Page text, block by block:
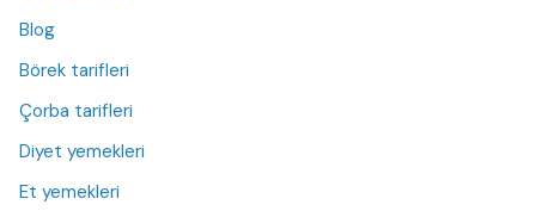
Blog
Börek tarifleri
Çorba tarifleri
Diyet yemekleri
Et yemekleri